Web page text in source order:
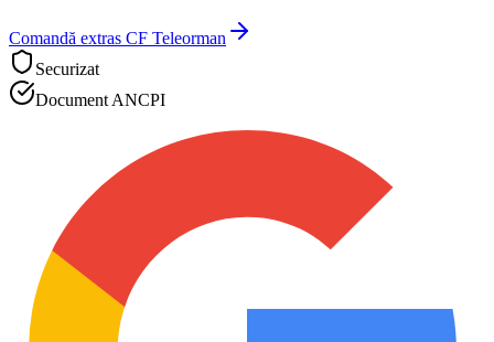
Comandă extras CF Teleorman
Securizat
Document ANCPI